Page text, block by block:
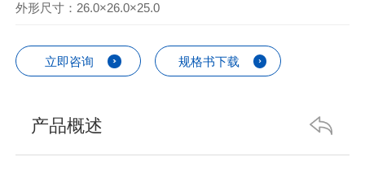
外形尺寸：26.0×26.0×25.0
立即咨询 规格书下载
产品概述